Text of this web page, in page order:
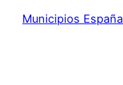
Municipios España